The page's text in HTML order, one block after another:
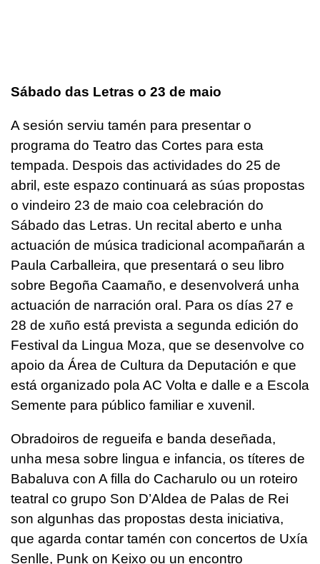
Sábado das Letras o 23 de maio
A sesión serviu tamén para presentar o
programa do Teatro das Cortes para esta
tempada. Despois das actividades do 25 de
abril, este espazo continuará as súas propostas
o vindeiro 23 de maio coa celebración do
Sábado das Letras. Un recital aberto e unha
actuación de música tradicional acompañarán a
Paula Carballeira, que presentará o seu libro
sobre Begoña Caamaño, e desenvolverá unha
actuación de narración oral. Para os días 27 e
28 de xuño está prevista a segunda edición do
Festival da Lingua Moza, que se desenvolve co
apoio da Área de Cultura da Deputación e que
está organizado pola AC Volta e dalle e a Escola
Semente para público familiar e xuvenil.
Obradoiros de regueifa e banda deseñada,
unha mesa sobre lingua e infancia, os títeres de
Babaluva con A filla do Cacharulo ou un roteiro
teatral co grupo Son D’Aldea de Palas de Rei
son algunhas das propostas desta iniciativa,
que agarda contar tamén con concertos de Uxía
Senlle, Punk on Keixo ou un encontro